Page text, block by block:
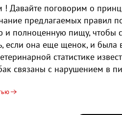
! Давайте поговорим о
предлагаемых правил
и полноценную пищу, чтобы
если она еще щенок, и была
статистике
связаны с нарушением в